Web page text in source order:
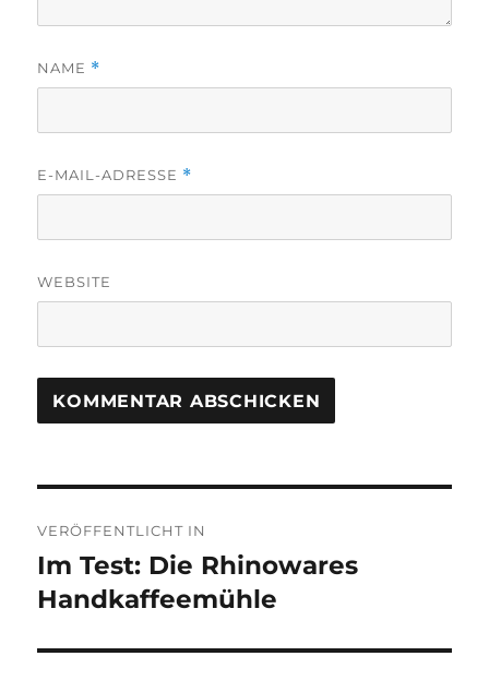
NAME *
E-MAIL-ADRESSE *
WEBSITE
VERÖFFENTLICHT IN
Im Test: Die Rhinowares
Handkaffeemühle